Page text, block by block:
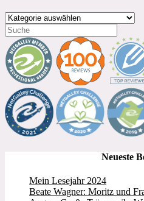
Kategorien
Neueste
Mein Lesejahr 2024
Beate Wagner: Moritz und